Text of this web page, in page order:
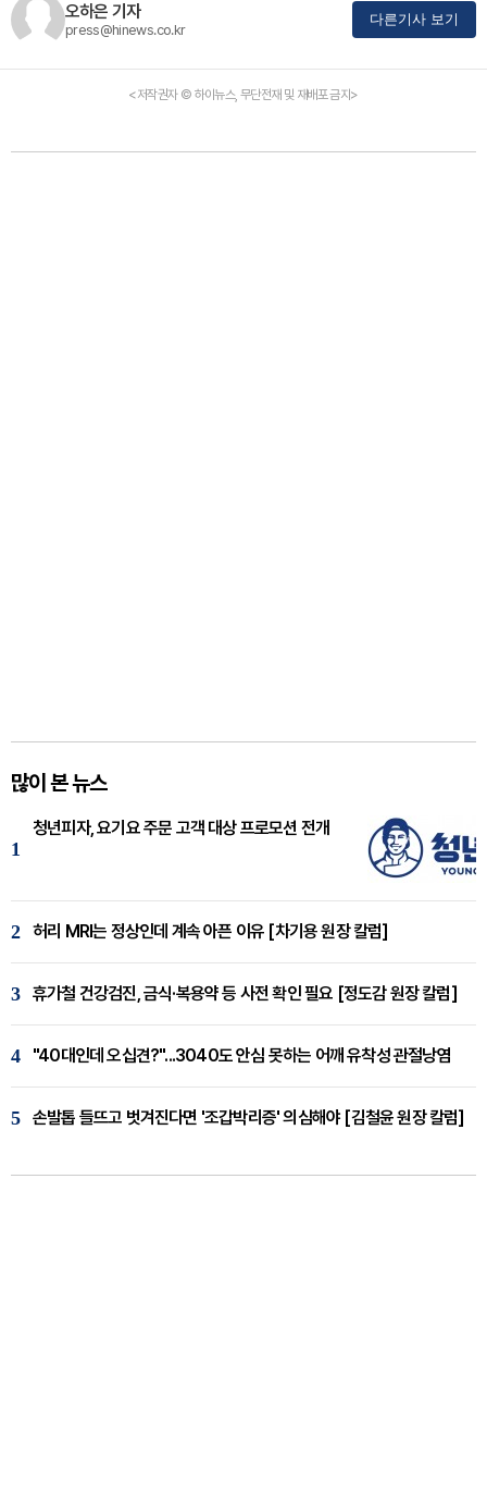
오하은 기자
press@hinews.co.kr
다른기사 보기
<저작권자 © 하이뉴스, 무단전재 및 재배포 금지>
많이 본 뉴스
1
청년피자, 요기요 주문 고객 대상 프로모션 전개
2 허리 MRI는 정상인데 계속 아픈 이유 [차기용 원장 칼럼]
3 휴가철 건강검진, 금식·복용약 등 사전 확인 필요 [정도감 원장 칼럼]
4 "40대인데 오십견?"...3040도 안심 못하는 어깨 유착성 관절낭염
5 손발톱 들뜨고 벗겨진다면 '조갑박리증' 의심해야 [김철윤 원장 칼럼]